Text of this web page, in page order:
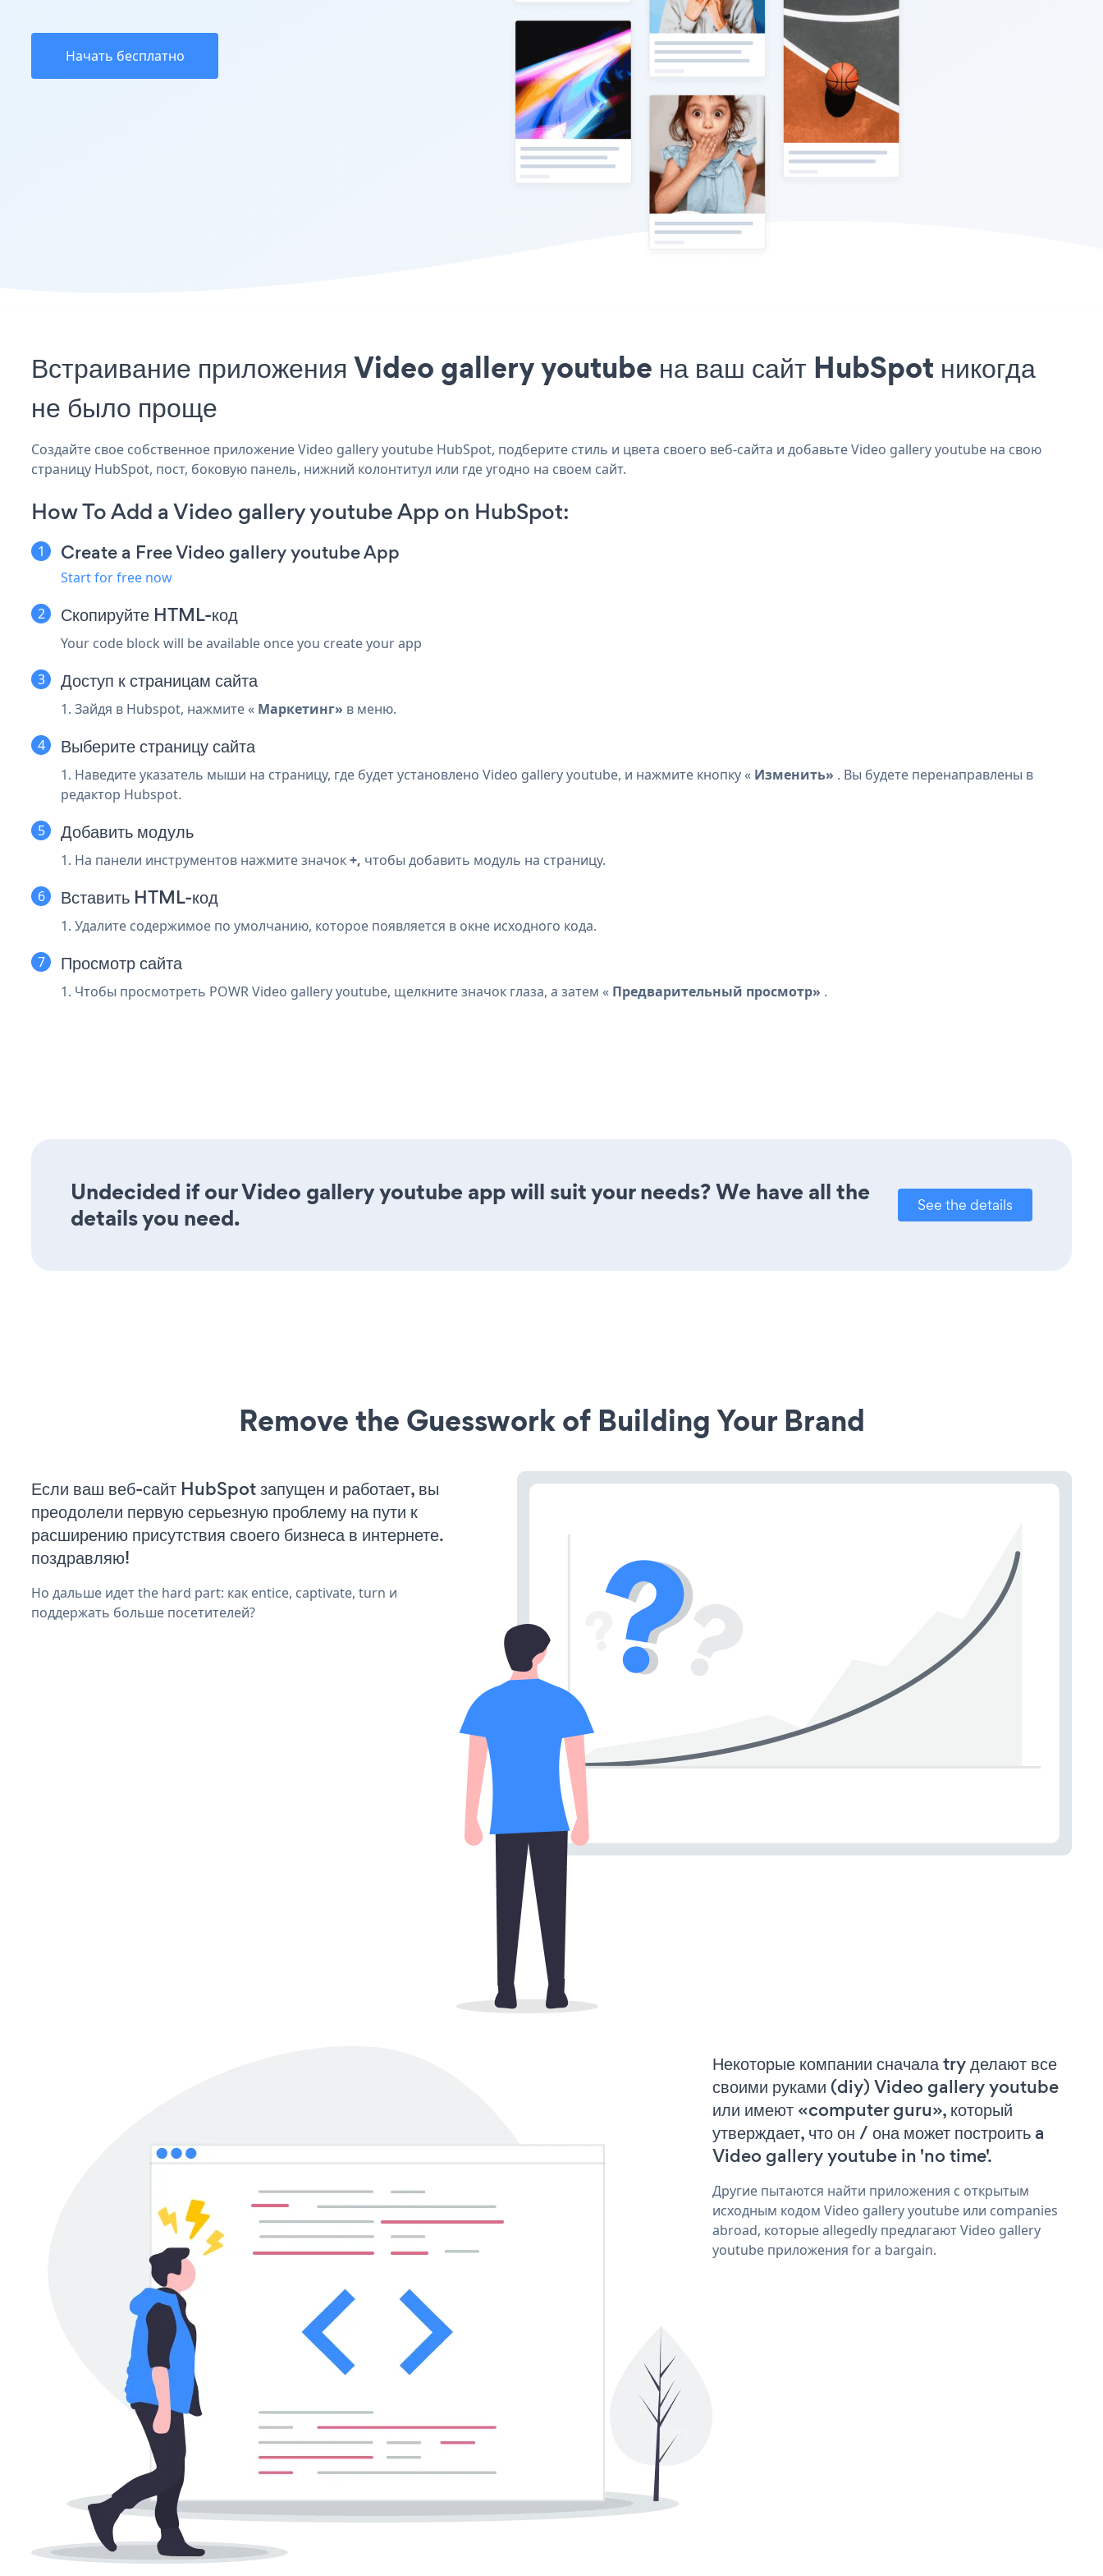
Начать бесплатно
Встраивание приложения Video gallery youtube на ваш сайт HubSpot никогда
не было проще
Создайте свое собственное приложение Video gallery youtube HubSpot, подберите стиль и цвета своего веб-сайта и добавьте Video gallery youtube на свою
страницу HubSpot, пост, боковую панель, нижний колонтитул или где угодно на своем сайт.
How To Add a Video gallery youtube App on HubSpot:
Create a Free Video gallery youtube App
Start for free now
Скопируйте HTML-код
Your code block will be available once you create your app
Доступ к страницам сайта
1. Зайдя в Hubspot, нажмите « Маркетинг» в меню.
Выберите страницу сайта
1. Наведите указатель мыши на страницу, где будет установлено Video gallery youtube, и нажмите кнопку « Изменить» . Вы будете перенаправлены в
редактор Hubspot.
Добавить модуль
1. На панели инструментов нажмите значок+, чтобы добавить модуль на страницу.
Вставить HTML-код
1. Удалите содержимое по умолчанию, которое появляется в окне исходного кода.
Просмотр сайта
1. Чтобы просмотреть POWR Video gallery youtube, щелкните значок глаза, а затем « Предварительный просмотр» .
Undecided if our Video gallery youtube app will suit your needs? We have all the
details you need.
See the details
Remove the Guesswork of Building Your Brand
Если ваш веб-сайт HubSpot запущен и работает, вы
преодолели первую серьезную проблему на пути к
расширению присутствия своего бизнеса в интернете.
поздравляю!
Но дальше идет the hard part: как entice, captivate, turn и
поддержать больше посетителей?
Некоторые компании сначала try делают все
своими руками (diy) Video gallery youtube
или имеют «computer guru», который
утверждает, что он / она может построить a
Video gallery youtube in 'no time'.
Другие пытаются найти приложения с открытым
исходным кодом Video gallery youtube или companies
abroad, которые allegedly предлагают Video gallery
youtube приложения for a bargain.